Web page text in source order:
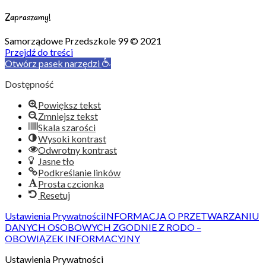
Zapraszamy!
Samorządowe Przedszkole 99 © 2021
Przejdź do treści
Otwórz pasek narzędzi
Dostępność
Powiększ tekst
Zmniejsz tekst
Skala szarości
Wysoki kontrast
Odwrotny kontrast
Jasne tło
Podkreślanie linków
Prosta czcionka
Resetuj
Ustawienia PrywatnościINFORMACJA O PRZETWARZANIU
DANYCH OSOBOWYCH ZGODNIE Z RODO –
OBOWIĄZEK INFORMACYJNY
Ustawienia Prywatności